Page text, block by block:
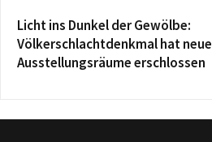
Licht ins Dunkel der Gewölbe:
Völkerschlachtdenkmal hat neue
Ausstellungsräume erschlossen